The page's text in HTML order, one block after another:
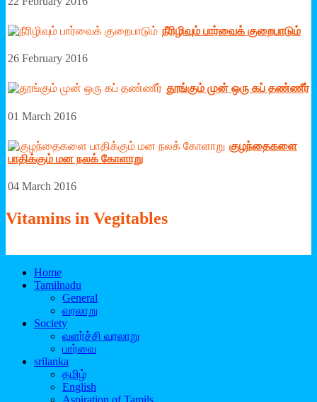
நீரிழிவும் பார்வைக் குறைபாடும்
26 February 2016
தூங்கும் முன் ஒரு கப் தண்ணீர்
01 March 2016
குழந்தைகளை
பாதிக்கும் மன நலக் கோளாறு
04 March 2016
Vitamins in Vegitables
Home
Tamilnadu
General
வரலாறு
Society
வளர்ச்சி வரலாறு
பார்வை
srilanka
தமிழ்
English
Aspiration of Tamils